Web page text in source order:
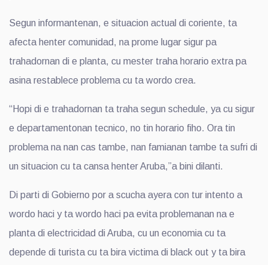
Segun informantenan, e situacion actual di coriente, ta
afecta henter comunidad, na prome lugar sigur pa
trahadornan di e planta, cu mester traha horario extra pa
asina restablece problema cu ta wordo crea.
“Hopi di e trahadornan ta traha segun schedule, ya cu sigur
e departamentonan tecnico, no tin horario fiho. Ora tin
problema na nan cas tambe, nan famianan tambe ta sufri di
un situacion cu ta cansa henter Aruba,”a bini dilanti.
Di parti di Gobierno por a scucha ayera con tur intento a
wordo haci y ta wordo haci pa evita problemanan na e
planta di electricidad di Aruba, cu un economia cu ta
depende di turista cu ta bira victima di black out y ta bira